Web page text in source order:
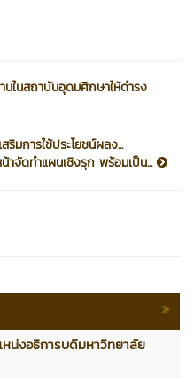
ในสถาบันอุดมศึกษาให้ดำรง
มการใช้ประโยชน์ผลง...
าจัดทำแผนเชิงรุก พร้อมเป็น...
น่งอธิการบดีมหาวิทยาลัย